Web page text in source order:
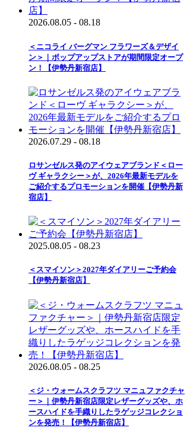
2026.08.05 - 08.18
＜ニコライ バーグマン フラワーズ＆デザイ
ン＞｜ポップアップストアが期間限定オープ
ン！【伊勢丹新宿店】
2026.07.29 - 08.18
ロサンゼルス発のアイウェアブランド＜ロー
ヴ ギャラクシー＞が、2026年最新モデルを
ご紹介するプロモーションを開催【伊勢丹新
宿店】
2025.08.05 - 08.23
＜スマイソン＞2027年ダイアリーご予約会
【伊勢丹新宿店】
2026.08.05 - 08.25
＜ジ・ウォームスクラフツ マニュファクチャ
ー＞｜伊勢丹新宿店限定レザーグッズや、ホ
ースハイドを手織りしたラゲッジコレクショ
ンを発売！【伊勢丹新宿店】